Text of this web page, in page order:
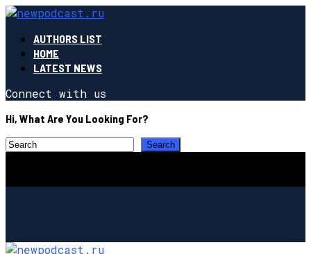
AUTHORS LIST
HOME
LATEST NEWS
Connect with us
Hi, What Are You Looking For?